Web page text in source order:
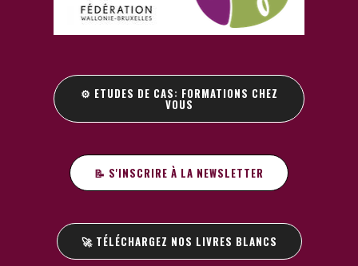
⚙️ ETUDES DE CAS: FORMATIONS CHEZ
VOUS
📝 S'INSCRIRE À LA NEWSLETTER
🚀 TÉLÉCHARGEZ NOS LIVRES BLANCS